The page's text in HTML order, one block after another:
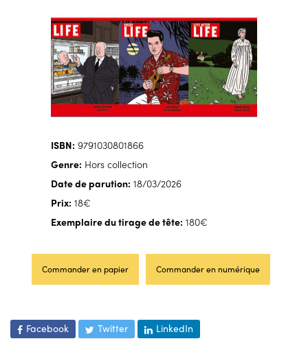
ISBN: 9791030801866
Genre: Hors collection
Date de parution: 18/03/2026
Prix: 18€
Exemplaire du tirage de tête: 180€
Commander en papier Commander en numérique
Facebook Twitter LinkedIn